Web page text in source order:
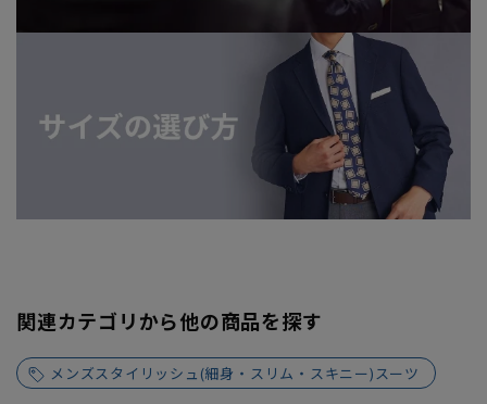
関連カテゴリから他の商品を探す
メンズスタイリッシュ(細身・スリム・スキニー)スーツ